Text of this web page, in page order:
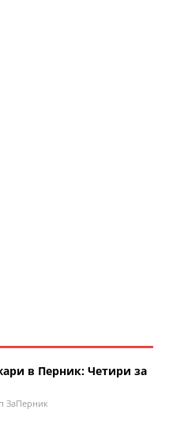
в Перник: Четири за
ЗаПерник